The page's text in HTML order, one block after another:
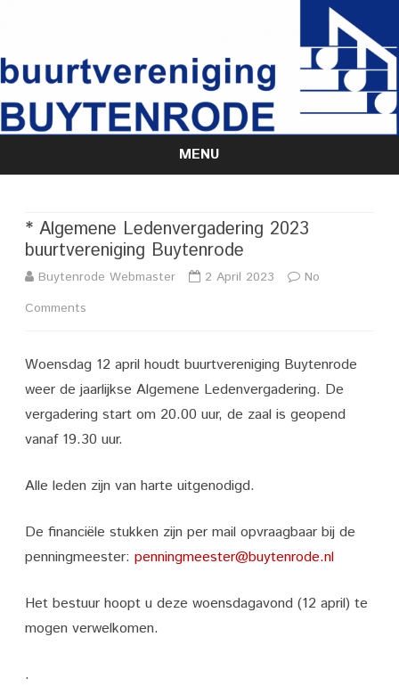
MENU
Skip
* Algemene Ledenvergadering 2023
buurtvereniging Buytenrode
Buytenrode Webmaster 2 April 2023
No
Comments
Algemene
Ledenvergadering
2023
Buytenrode
Woensdag 12 april houdt buurtvereniging Buytenrode
weer de jaarlijkse Algemene Ledenvergadering. De
vergadering start om 20.00 uur, de zaal is geopend
vanaf 19.30 uur.
Alle leden zijn van harte uitgenodigd.
De financiële stukken zijn per mail opvraagbaar bij de
penningmeester: penningmeester@buytenrode.nl
Het bestuur hoopt u deze woensdagavond (12 april) te
mogen verwelkomen.
.